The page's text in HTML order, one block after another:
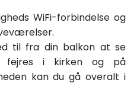
WiFi-forbindelse og
til fra din balkon at se
fejres i kirken og på
kan du gå overalt i